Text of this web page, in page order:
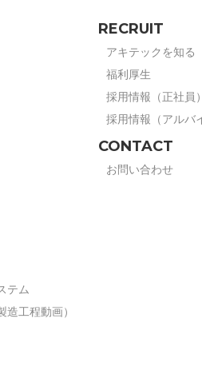
テム
造工程動画）
RECRUIT
アキテックを知る
福利厚生
採用情報（正社員）
採用情報（アルバ
CONTACT
お問い合わせ